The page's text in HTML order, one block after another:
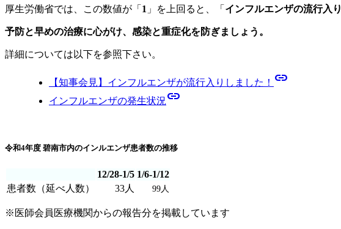
厚生労働省では、この数値が「 1 」を上回ると、「 インフルエンザの流行入り
予防と早めの治療に心がけ、感染と重症化を防ぎましょう。
詳細については以下を参照下さい。
【知事会見】インフルエンザが流行入りしました！ link
インフルエンザの発生状況link
令和4年度 碧南市内のインルエンザ患者数の推移
12/28-1/5 1/6-1/12
患者数（延べ人数）
33人 99人
※医師会員医療機関からの報告分を掲載しています